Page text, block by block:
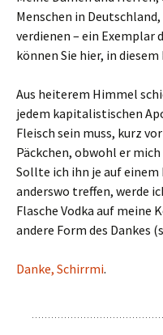
Menschen in
verdienen – ein
können Sie hier, in
Aus heiterem Himmel
jedem kapitalistischen
Fleisch sein muss, kurz
Päckchen, obwohl er
Sollte ich ihn je auf
anderswo treffen, werde
Flasche Vodka auf meine
andere Form des Dankes
Danke, Schirrmi.